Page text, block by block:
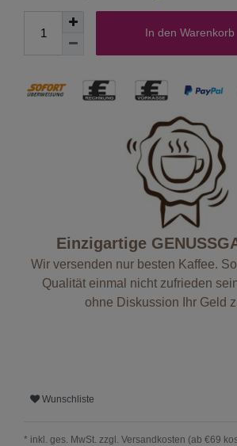
In den Warenkorb
Einzigartige
Wir versenden nur besten Kaffee.
Qualität einmal nicht zufrieden
ohne Diskussion Ihr Geld
Wunschliste
* inkl. ges. MwSt. zzgl. Versandkosten (ab €69